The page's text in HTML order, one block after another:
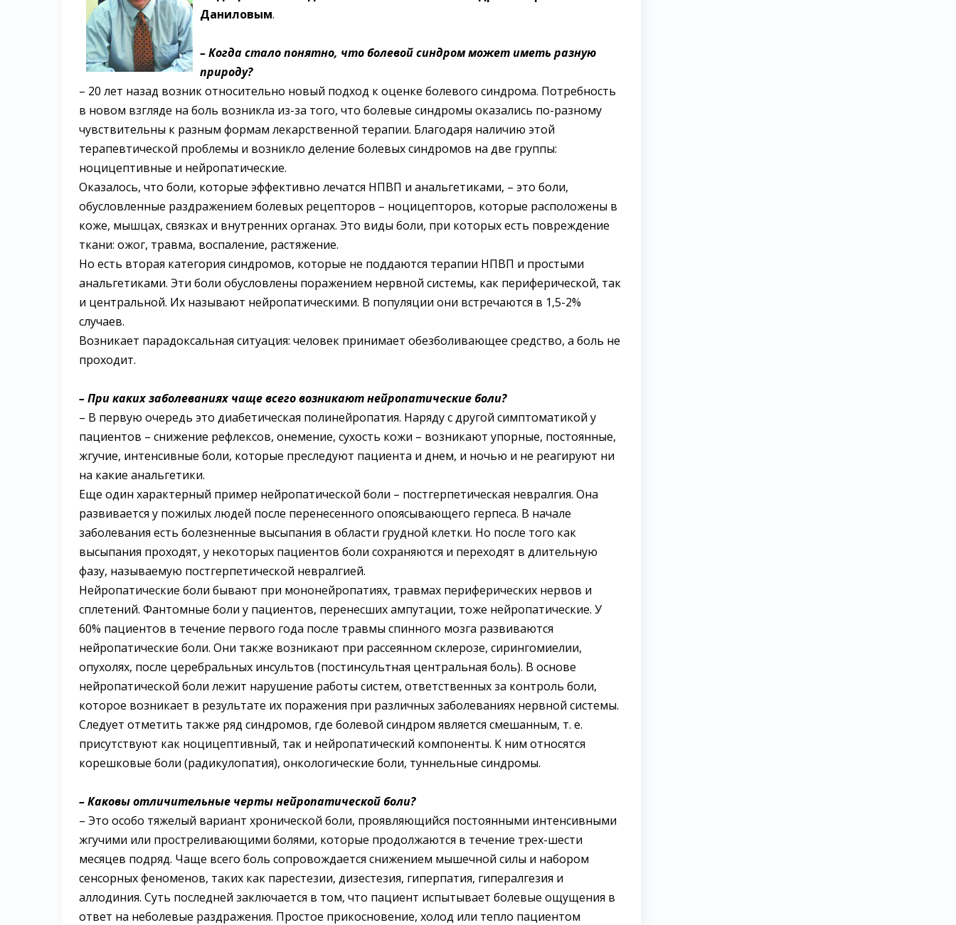
Даниловым.
– Когда стало понятно, что болевой синдром может иметь разную
природу?
– 20 лет назад возник относительно новый подход к оценке болевого синдрома. Потребность
в новом взгляде на боль возникла из-за того, что болевые синдромы оказались по-разному
чувствительны к разным формам лекарственной терапии. Благодаря наличию этой
терапевтической проблемы и возникло деление болевых синдромов на две группы:
ноцицептивные и нейропатические.
Оказалось, что боли, которые эффективно лечатся НПВП и анальгетиками, – это боли,
обусловленные раздражением болевых рецепторов – ноцицепторов, которые расположены в
коже, мышцах, связках и внутренних органах. Это виды боли, при которых есть повреждение
ткани: ожог, травма, воспаление, растяжение.
Но есть вторая категория синдромов, которые не поддаются терапии НПВП и простыми
анальгетиками. Эти боли обусловлены поражением нервной системы, как периферической, так
и центральной. Их называют нейропатическими. В популяции они встречаются в 1,5-2%
случаев.
Возникает парадоксальная ситуация: человек принимает обезболивающее средство, а боль не
проходит.
– При каких заболеваниях чаще всего возникают нейропатические боли?
– В первую очередь это диабетическая полинейропатия. Наряду с другой симптоматикой у
пациентов – снижение рефлексов, онемение, сухость кожи – возникают упорные, постоянные,
жгучие, интенсивные боли, которые преследуют пациента и днем, и ночью и не реагируют ни
на какие анальгетики.
Еще один характерный пример нейропатической боли – постгерпетическая невралгия. Она
развивается у пожилых людей после перенесенного опоясывающего герпеса. В начале
заболевания есть болезненные высыпания в области грудной клетки. Но после того как
высыпания проходят, у некоторых пациентов боли сохраняются и переходят в длительную
фазу, называемую постгерпетической невралгией.
Нейропатические боли бывают при мононейропатиях, травмах периферических нервов и
сплетений. Фантомные боли у пациентов, перенесших ампутации, тоже нейропатические. У
60% пациентов в течение первого года после травмы спинного мозга развиваются
нейропатические боли. Они также возникают при рассеянном склерозе, сирингомиелии,
опухолях, после церебральных инсультов (постинсультная центральная боль). В основе
нейропатической боли лежит нарушение работы систем, ответственных за контроль боли,
которое возникает в результате их поражения при различных заболеваниях нервной системы.
Следует отметить также ряд синдромов, где болевой синдром является смешанным, т. е.
присутствуют как ноцицептивный, так и нейропатический компоненты. К ним относятся
корешковые боли (радикулопатия), онкологические боли, туннельные синдромы.
– Каковы отличительные черты нейропатической боли?
– Это особо тяжелый вариант хронической боли, проявляющийся постоянными интенсивными
жгучими или простреливающими болями, которые продолжаются в течение трех-шести
месяцев подряд. Чаще всего боль сопровождается снижением мышечной силы и набором
сенсорных феноменов, таких как парестезии, дизестезия, гиперпатия, гипералгезия и
аллодиния. Суть последней заключается в том, что пациент испытывает болевые ощущения в
ответ на неболевые раздражения. Простое прикосновение, холод или тепло пациентом